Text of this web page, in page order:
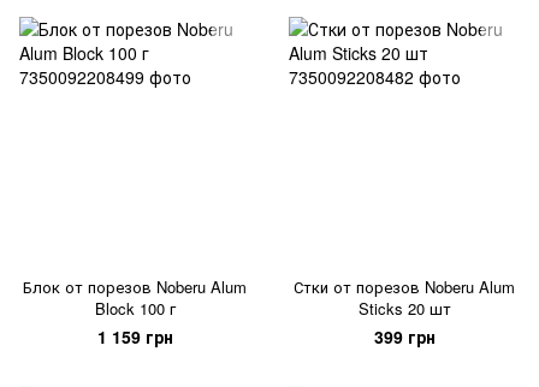
Блок от порезов Noberu Alum
Block 100 г
1 159 грн
Стки от порезов Noberu Alum
Sticks 20 шт
399 грн